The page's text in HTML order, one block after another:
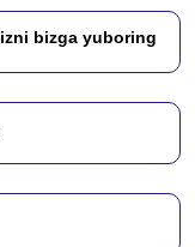
bizga yuboring